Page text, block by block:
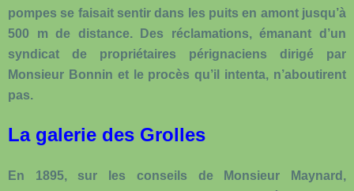
pompes se faisait sentir dans les puits en amont jusqu’à
500 m de distance. Des réclamations, émanant d’un
syndicat de propriétaires pérignaciens dirigé par
Monsieur Bonnin et le procès qu’il intenta, n’aboutirent
pas.
La galerie des Grolles
En 1895, sur les conseils de Monsieur Maynard,